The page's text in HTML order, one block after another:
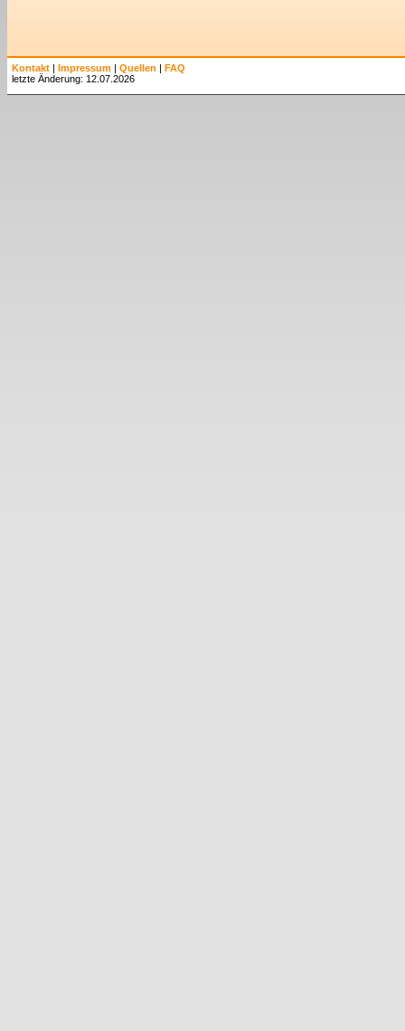
Kontakt | Impressum | Quellen | FAQ
letzte Änderung: 12.07.2026